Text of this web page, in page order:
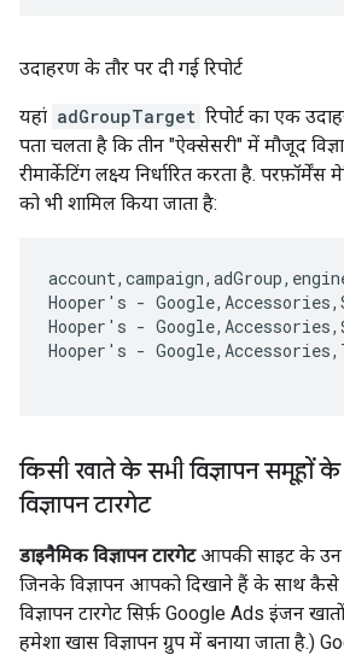
उदाहरण के तौर पर दी गई रिपोर्ट
यहां adGroupTarget रिपोर्ट का एक
पता चलता है कि तीन "ऐक्सेसरी" में मौजूद
रीमार्केटिंग लक्ष्य निर्धारित करता है. परफ़ॉर्मेंस
को भी शामिल किया जाता है:
Hooper's -
Hooper's -
Hooper's -
किसी खाते के सभी विज्ञापन समूहों
विज्ञापन टारगेट
डाइनैमिक विज्ञापन टारगेटआपकी साइट के उन
जिनके विज्ञापन आपको दिखाने हैं के साथ
विज्ञापन टारगेट सिर्फ़ Google Ads इंजन
हमेशा खास विज्ञापन ग्रुप में बनाया जाता है.)